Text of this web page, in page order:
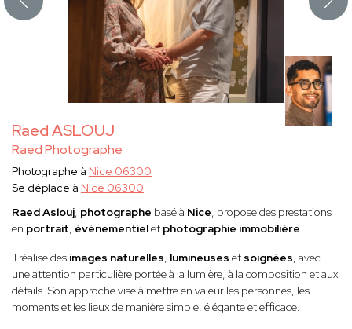
Raed ASLOUJ
Raed Photographe
Photographe à Nice 06300
Se déplace à Nice 06300
Raed Aslouj, photographe basé à Nice, propose des prestations
en portrait, événementielet photographie immobilière.
Il réalise des images naturelles, lumineuses et soignées, avec
une attention particulière portée à la lumière, à la composition et aux
détails. Son approche vise à mettre en valeur les personnes, les
moments et les lieux de manière simple, élégante et efficace.